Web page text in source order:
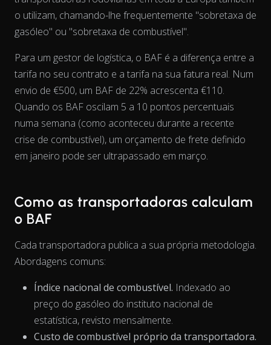
View as data table, Chart
o utilizam, chamando-lhe frequentemente "sobretaxa de
gasóleo" ou "sobretaxa de combustível".
Para um gestor de logística, o BAF é a diferença entre a
tarifa no seu contrato e a tarifa na sua fatura real. Num
envio de €500, um BAF de 22% acrescenta €110.
Quando os BAF oscilam 5 a 10 pontos percentuais
numa semana (como aconteceu durante a recente
crise de combustível), um orçamento de frete definido
em janeiro pode ser ultrapassado em março.
Como as transportadoras calculam
o BAF
Cada transportadora publica a sua própria metodologia.
Abordagens comuns:
Índice nacional de combustível. Indexado ao
preço do gasóleo do instituto nacional de
estatística, revisto mensalmente.
Custo de combustível próprio da transportadora.